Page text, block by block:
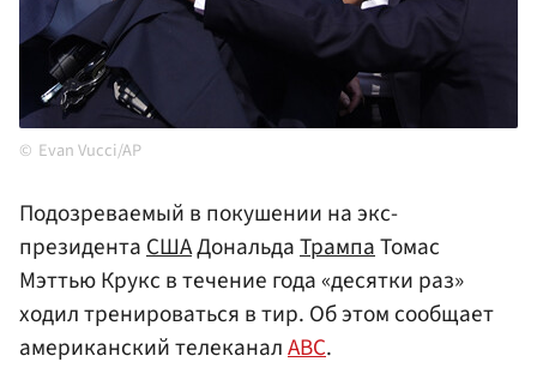
Evan Vucci/AP
Подозреваемый в покушении на экс-
президентаСШАДональдаТрампаТомас
Мэттью Крукс в течение года «десятки раз»
ходил тренироваться в тир. Об этом сообщает
американский телеканалABC.